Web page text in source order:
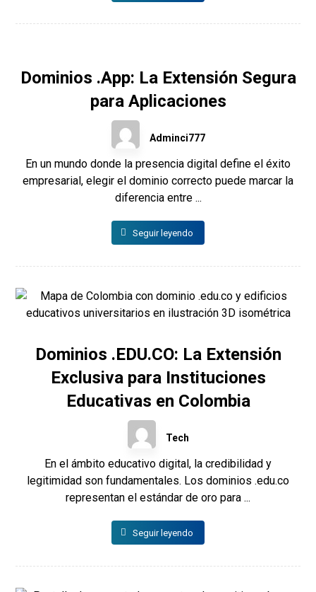
Dominios .App: La Extensión Segura
para Aplicaciones
Adminci777
En un mundo donde la presencia digital define el éxito
empresarial, elegir el dominio correcto puede marcar la
diferencia entre ...
Seguir leyendo
Dominios .EDU.CO: La Extensión
Exclusiva para Instituciones
Educativas en Colombia
Tech
En el ámbito educativo digital, la credibilidad y
legitimidad son fundamentales. Los dominios .edu.co
representan el estándar de oro para ...
Seguir leyendo